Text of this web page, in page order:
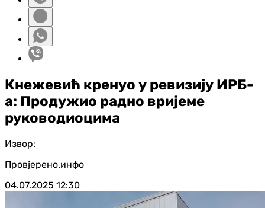
Кнежевић кренуо у ревизију ИРБ-
а: Продужио радно вријеме
руководиоцима
Извор:
Провјерено.инфо
04.07.2025 12:30